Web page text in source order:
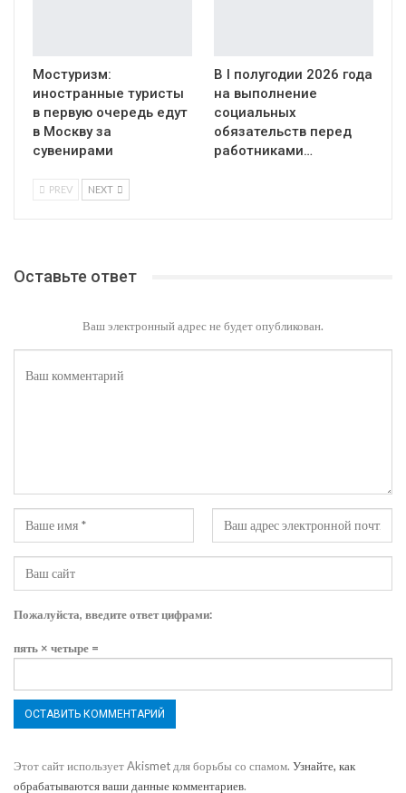
Мостуризм:
иностранные туристы
в первую очередь едут
в Москву за
сувенирами
В I полугодии 2026 года
на выполнение
социальных
обязательств перед
работниками…
PREV NEXT
Оставьте ответ
Ваш электронный адрес не будет опубликован.
Пожалуйста, введите ответ цифрами:
пять × четыре =
Этот сайт использует Akismet для борьбы со спамом. Узнайте, как
обрабатываются ваши данные комментариев.